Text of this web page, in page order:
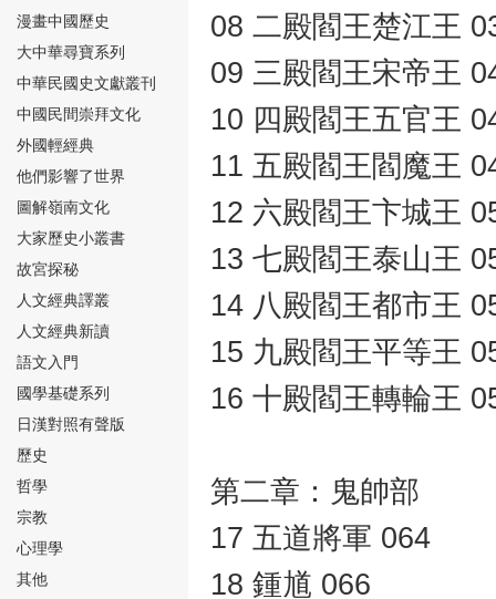
⑯
⑰
⑱
漫畫中國歷史
大中華尋寶系列
中華民國史文獻叢刊
中國民間崇拜文化
外國輕經典
他們影響了世界
圖解嶺南文化
大家歷史小叢書
故宮探秘
人文經典譯叢
人文經典新讀
語文入門
國學基礎系列
日漢對照有聲版
歷史
哲學
宗教
心理學
其他
08 二殿閻王楚江王
09 三殿閻王宋帝王
10 四殿閻王五官王
11 五殿閻王閻魔王
12 六殿閻王卞城王
13 七殿閻王泰山王
14 八殿閻王都市王
15 九殿閻王平等王
16 十殿閻王轉輪王
第二章：鬼帥部
17 五道將軍 064
18 鍾馗 066